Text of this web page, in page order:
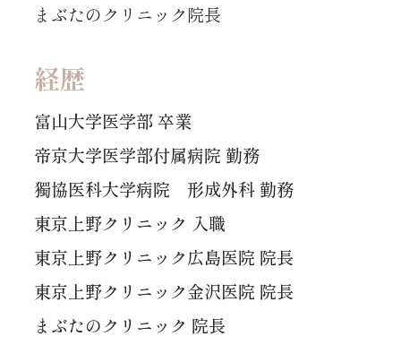
まぶたのクリニック院長
経歴
富山大学医学部 卒業
帝京大学医学部付属病院 勤務
獨協医科大学病院 形成外科 勤務
東京上野クリニック 入職
東京上野クリニック広島医院 院長
東京上野クリニック金沢医院 院長
まぶたのクリニック 院長